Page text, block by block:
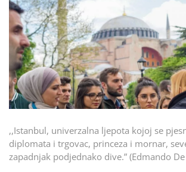
,,Istanbul, univerzalna ljepota kojoj se
diplomata i trgovac, princeza i mornar,
zapadnjak podjednako dive.” (Edmando